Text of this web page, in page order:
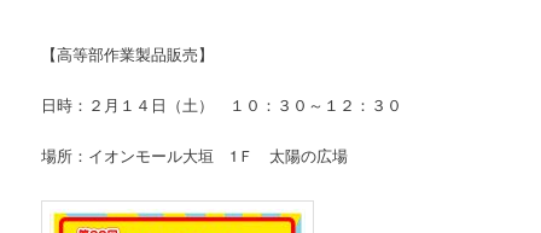
【高等部作業製品販売】
日時：２月１４日（土） １０：３０～１２：３０
場所：イオンモール大垣 1Ｆ 太陽の広場